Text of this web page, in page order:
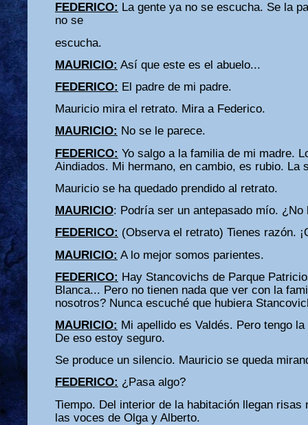
FEDERICO: La gente ya no se escucha. Se la
no se
escucha.
MAURICIO: Así que este es el abuelo...
FEDERICO: El padre de mi padre.
Mauricio mira el retrato. Mira a Federico.
MAURICIO: No se le parece.
FEDERICO: Yo salgo a la familia de mi madre.
Aindiados. Mi hermano, en cambio, es rubio. La
Mauricio se ha quedado prendido al retrato.
MAURICIO: Podría ser un antepasado mío. ¿No
FEDERICO: (Observa el retrato) Tienes razón.
MAURICIO: A lo mejor somos parientes.
FEDERICO: Hay Stancovichs de Parque
Blanca... Pero no tienen nada que ver con la
nosotros? Nunca escuché que hubiera
MAURICIO: Mi apellido es Valdés. Pero tengo
De eso estoy seguro.
Se produce un silencio. Mauricio se queda
FEDERICO: ¿Pasa algo?
Tiempo. Del interior de la habitación llegan risas
las voces de Olga y Alberto.